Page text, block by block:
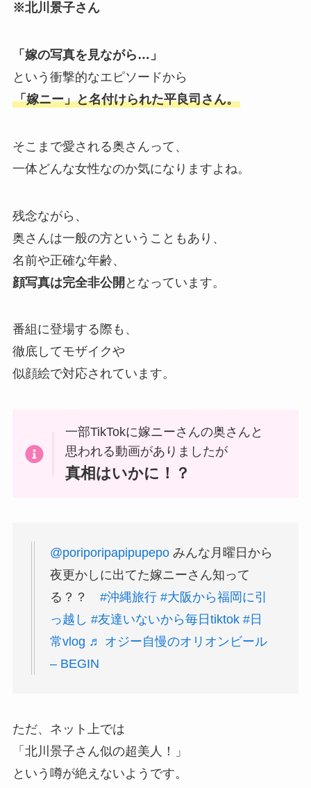
※北川景子さん
「嫁の写真を見ながら…」
という衝撃的なエピソードから
「嫁ニー」と名付けられた平良司さん。
そこまで愛される奥さんって、
一体どんな女性なのか気になりますよね。
残念ながら、
奥さんは一般の方ということもあり、
名前や正確な年齢、
顔写真は完全非公開 となっています。
番組に登場する際も、
徹底してモザイクや
似顔絵で対応されています。
一部TikTokに嫁ニーさんの奥さんと
思われる動画がありましたが
真相はいかに！？
@poriporipapipupepoみんな月曜日から
夜更かしに出てた嫁ニーさん知って
る？？ #沖縄旅行 #大阪から福岡に引
っ越し #友達いないから毎日tiktok #日
常vlog ♬ オジー自慢のオリオンビール
– BEGIN
ただ、ネット上では
「北川景子さん似の超美人！」
という噂が絶えないようです。